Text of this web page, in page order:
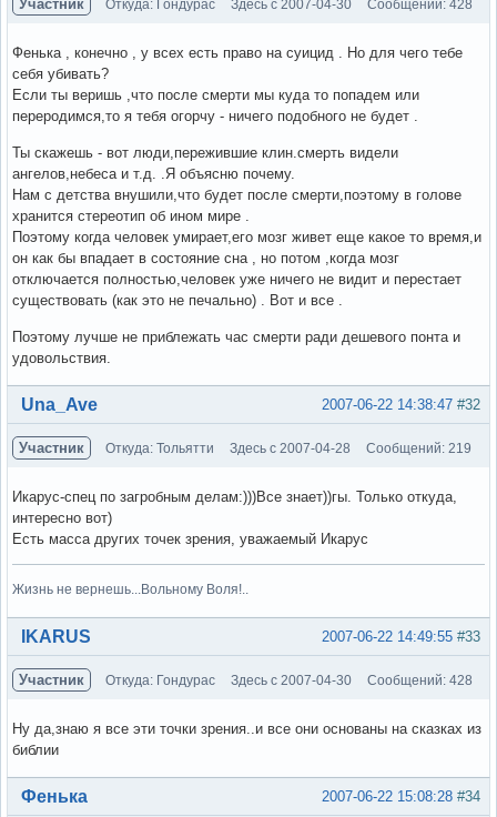
Участник Откуда: Гондурас Здесь с 2007-04-30 Сообщений: 428
Фенька , конечно , у всех есть право на суицид . Но для чего тебе
себя убивать?
Если ты веришь ,что после смерти мы куда то попадем или
переродимся,то я тебя огорчу - ничего подобного не будет .
Ты скажешь - вот люди,пережившие клин.смерть видели
ангелов,небеса и т.д. .Я объясню почему.
Нам с детства внушили,что будет после смерти,поэтому в голове
хранится стереотип об ином мире .
Поэтому когда человек умирает,его мозг живет еще какое то время,и
он как бы впадает в состояние сна , но потом ,когда мозг
отключается полностью,человек уже ничего не видит и перестает
существовать (как это не печально) . Вот и все .
Поэтому лучше не приблежать час смерти ради дешевого понта и
удовольствия.
Вне форума #32
2007-06-22 14:38:47
Una_Ave
Участник Откуда: Тольятти Здесь с 2007-04-28 Сообщений: 219
Икарус-спец по загробным делам:)))Все знает))гы. Только откуда,
интересно вот)
Есть масса других точек зрения, уважаемый Икарус
Жизнь не вернешь...Вольному Воля!..
Вне форума #33
2007-06-22 14:49:55
IKARUS
Участник Откуда: Гондурас Здесь с 2007-04-30 Сообщений: 428
Ну да,знаю я все эти точки зрения..и все они основаны на сказках из
библии
Вне форума #34
2007-06-22 15:08:28
Фенька